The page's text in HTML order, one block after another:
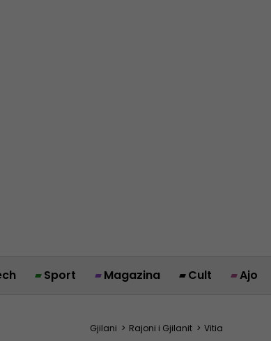
Sport Magazina Cult Ajo
Gjilani > Rajoni i Gjilanit > Vitia